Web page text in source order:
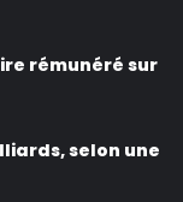
rémunéré sur
selon une